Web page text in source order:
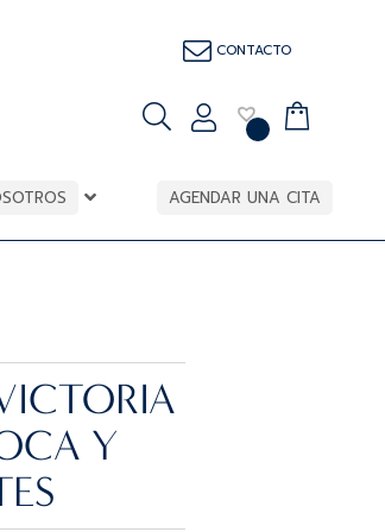
CONTACTO
AGENDAR UNA CITA
Y